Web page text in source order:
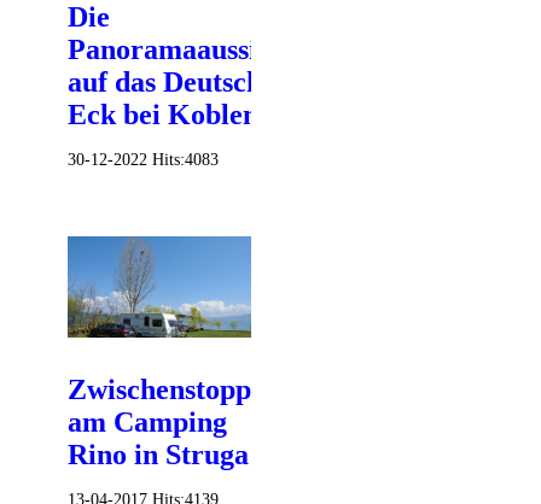
Die
Panoramaaussicht
auf das Deutsche
Eck bei Koblenz
30-12-2022 Hits:4083
Zwischenstopp
am Camping
Rino in Struga
13-04-2017 Hits:4139